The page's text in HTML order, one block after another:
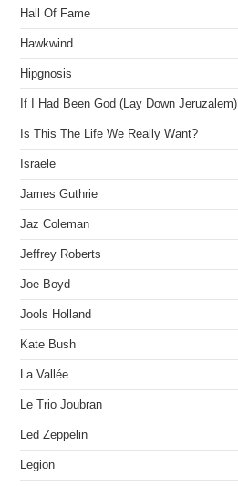
Hall Of Fame
Hawkwind
Hipgnosis
If I Had Been God (Lay Down Jeruzalem)
Is This The Life We Really Want?
Israele
James Guthrie
Jaz Coleman
Jeffrey Roberts
Joe Boyd
Jools Holland
Kate Bush
La Vallée
Le Trio Joubran
Led Zeppelin
Legion